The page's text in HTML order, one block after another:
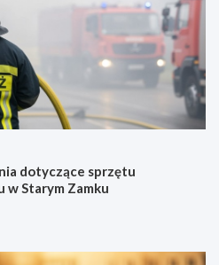
dotyczące sprzętu
w Starym Zamku